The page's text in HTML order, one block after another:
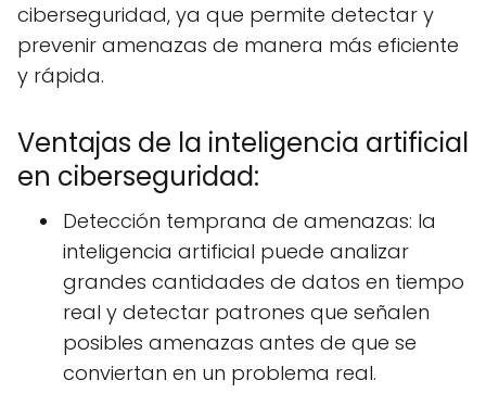
ciberseguridad, ya que permite detectar y
prevenir amenazas de manera más eficiente
y rápida.
Ventajas de la inteligencia artificial
en ciberseguridad:
Detección temprana de amenazas: la
inteligencia artificial puede analizar
grandes cantidades de datos en tiempo
real y detectar patrones que señalen
posibles amenazas antes de que se
conviertan en un problema real.